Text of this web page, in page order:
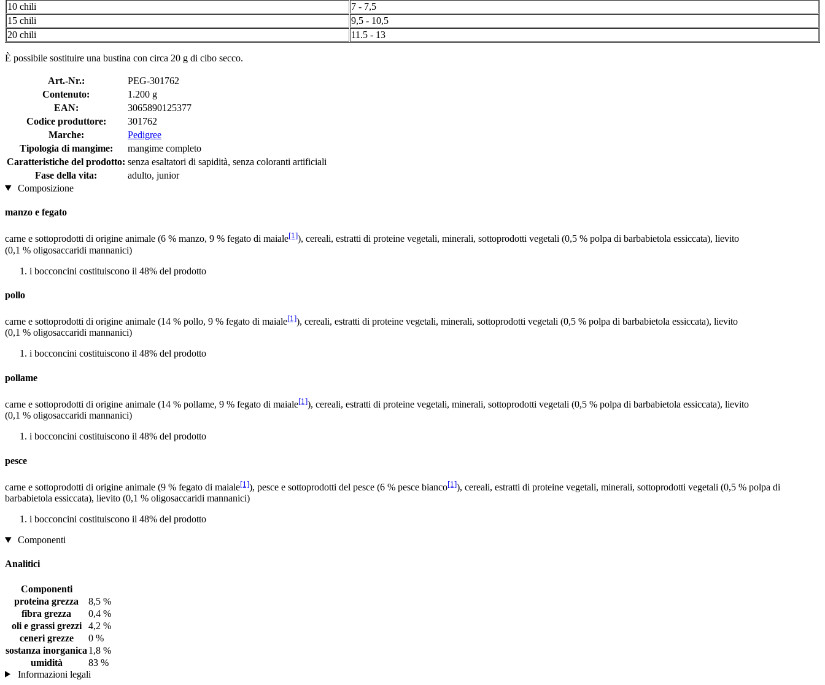
10 chili
7 - 7,5
15 chili
9,5 - 10,5
20 chili
11.5 - 13
È possibile sostituire una bustina con circa 20 g di cibo secco.
Art.-Nr.:
PEG-301762
Contenuto:
1.200 g
EAN:
3065890125377
Codice produttore:
301762
Marche:
Pedigree
Tipologia di mangime:
mangime completo
Caratteristiche del prodotto: senza esaltatori di sapidità, senza coloranti artificiali
Fase della vita:
adulto, junior
Composizione
manzo e fegato
carne e sottoprodotti di origine animale (6 % manzo, 9 % fegato di maiale[1]), cereali, estratti di proteine ​​vegetali, minerali, sottoprodotti vegetali (0,5 % polpa di barbabietola essiccata), lievito
(0,1 % oligosaccaridi mannanici)
i bocconcini costituiscono il 48% del prodotto
pollo
carne e sottoprodotti di origine animale (14 % pollo, 9 % fegato di maiale[1]), cereali, estratti di proteine ​​vegetali, minerali, sottoprodotti vegetali (0,5 % polpa di barbabietola essiccata), lievito
(0,1 % oligosaccaridi mannanici)
i bocconcini costituiscono il 48% del prodotto
pollame
carne e sottoprodotti di origine animale (14 % pollame, 9 % fegato di maiale[1]), cereali, estratti di proteine ​​vegetali, minerali, sottoprodotti vegetali (0,5 % polpa di barbabietola essiccata), lievito
(0,1 % oligosaccaridi mannanici)
i bocconcini costituiscono il 48% del prodotto
pesce
carne e sottoprodotti di origine animale (9 % fegato di maiale[1]), pesce e sottoprodotti del pesce (6 % pesce bianco[1]), cereali, estratti di proteine ​​vegetali, minerali, sottoprodotti vegetali (0,5 % polpa di
barbabietola essiccata), lievito (0,1 % oligosaccaridi mannanici)
i bocconcini costituiscono il 48% del prodotto
Componenti
Analitici
Componenti
proteina grezza
8,5 %
fibra grezza
0,4 %
oli e grassi grezzi
4,2 %
ceneri grezze
0 %
sostanza inorganica 1,8 %
umidità
83 %
Informazioni legali